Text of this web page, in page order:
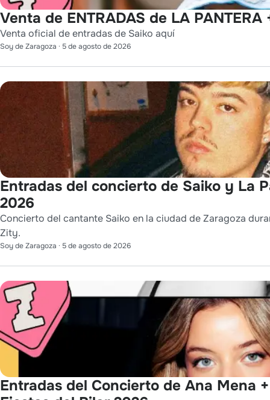
Venta de ENTRADAS de LA
Venta oficial de entradas de Saiko aquí
Soy de Zaragoza · 5 de agosto de 2026
Entradas del concierto de Saiko y La
2026
Concierto del cantante Saiko en la ciudad de Zaragoza
Zity.
Soy de Zaragoza · 5 de agosto de 2026
Entradas del Concierto de Ana Mena